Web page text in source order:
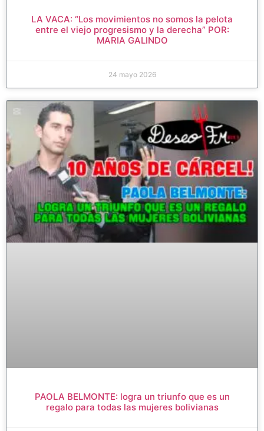
LA VACA: “Los movimientos no somos la pelota
entre el viejo progresismo y la derecha” POR:
MARIA GALINDO
24 mayo 2026
PAOLA BELMONTE: logra un triunfo que es un
regalo para todas las mujeres bolivianas